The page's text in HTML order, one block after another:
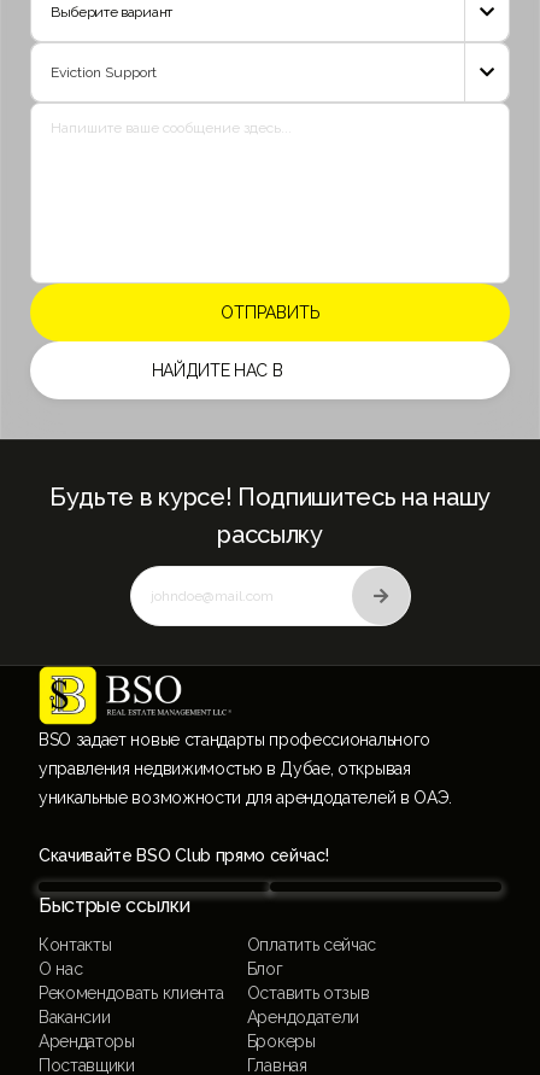
Emirates
+971
Выберите вариант 

НАЙДИТЕ НАС В
BSO задает новые стандарты профессионального
управления недвижимостью в Дубае, открывая
уникальные возможности для арендодателей в ОАЭ.
Скачивайте BSO Club прямо сейчас!
Быстрые ссылки
Контакты
Оплатить сейчас
О нас
Блог
Рекомендовать клиента
Оставить отзыв
Вакансии
Арендодатели
Арендаторы
Брокеры
Поставщики
Главная
Будьте в курсе! Подпишитесь на нашу
рассылку